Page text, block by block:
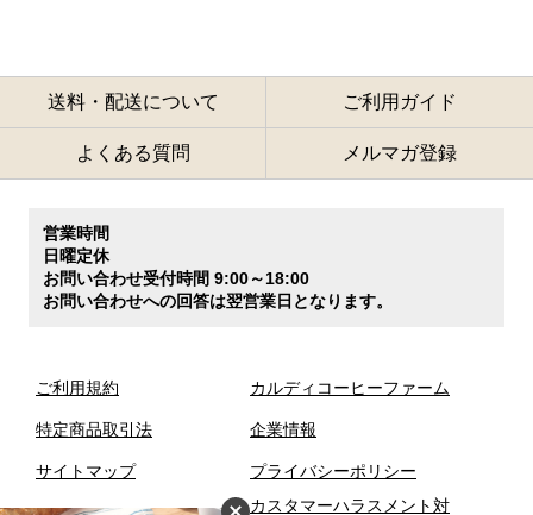
送料・配送について ご利用ガイド
よくある質問 メルマガ登録
営業時間
日曜定休
お問い合わせ受付時間 9:00～18:00
お問い合わせへの回答は翌営業日となります。
ご利用規約
特定商品取引法
サイトマップ
カルディコーヒーファーム
企業情報
プライバシーポリシー
カスタマーハラスメント対